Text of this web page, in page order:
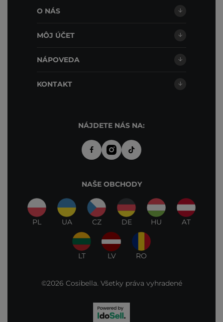
O NÁS
MÔJ ÚČET
NÁPOVEDA
KONTAKT
NÁJDETE NÁS NA:
NAŠE OBCHODY
PL UA CZ DE HU AT
LT LV RO
©2026 Cosibella. Všetky práva vyhradené